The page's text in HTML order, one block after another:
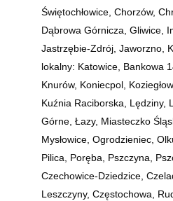
Świętochłowice, Chorzów,
Dąbrowa Górnicza, Gliwice,
Jastrzębie-Zdrój, Jaworzno,
lokalny: Katowice, Bankowa
Knurów, Koniecpol,
Kuźnia Raciborska, Lędziny,
Górne, Łazy, Miasteczko
Mysłowice, Ogrodzieniec,
Pilica, Poręba, Pszczyna,
Czechowice-Dziedzice,
Leszczyny, Częstochowa,